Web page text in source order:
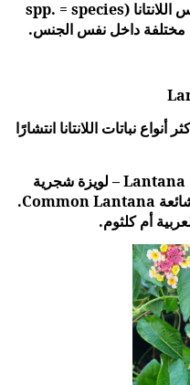
يُستخدم للإشارة لجميع أنواع جنس اللانتانا (spp. = species
نباتات اللانتانا انتشارًا
الاسماء الشائعة: اللانتانا أو لانتانا Lantana – لويزة شجرية
Shrub Verbena – الكَمّارَة الشائعة Common Lantana.
أم كلثوم.